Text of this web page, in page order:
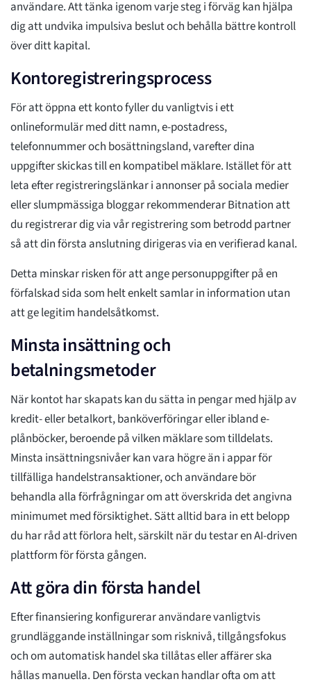
användare. Att tänka igenom varje steg i förväg kan hjälpa
dig att undvika impulsiva beslut och behålla bättre kontroll
över ditt kapital.
Kontoregistreringsprocess
För att öppna ett konto fyller du vanligtvis i ett
onlineformulär med ditt namn, e-postadress,
telefonnummer och bosättningsland, varefter dina
uppgifter skickas till en kompatibel mäklare. Istället för att
leta efter registreringslänkar i annonser på sociala medier
eller slumpmässiga bloggar rekommenderar Bitnation att
du registrerar dig via vår registrering som betrodd partner
så att din första anslutning dirigeras via en verifierad kanal.
Detta minskar risken för att ange personuppgifter på en
förfalskad sida som helt enkelt samlar in information utan
att ge legitim handelsåtkomst.
Minsta insättning och
betalningsmetoder
När kontot har skapats kan du sätta in pengar med hjälp av
kredit- eller betalkort, banköverföringar eller ibland e-
plånböcker, beroende på vilken mäklare som tilldelats.
Minsta insättningsnivåer kan vara högre än i appar för
tillfälliga handelstransaktioner, och användare bör
behandla alla förfrågningar om att överskrida det angivna
minimumet med försiktighet. Sätt alltid bara in ett belopp
du har råd att förlora helt, särskilt när du testar en AI-driven
plattform för första gången.
Att göra din första handel
Efter finansiering konfigurerar användare vanligtvis
grundläggande inställningar som risknivå, tillgångsfokus
och om automatisk handel ska tillåtas eller affärer ska
hållas manuella. Den första veckan handlar ofta om att